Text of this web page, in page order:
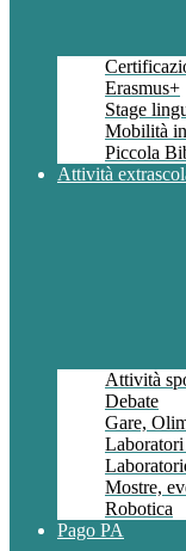
Erasmus+
Stage
Mobilità
Piccola
Attività
Attività
Debate
Gare,
Mostre,
Robotica
Pago PA